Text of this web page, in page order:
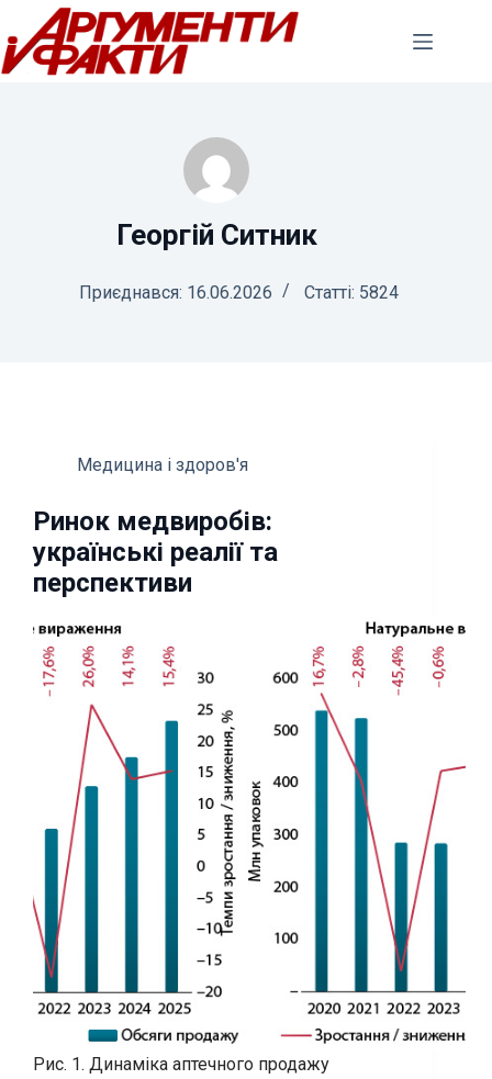
Перейти
до
вмісту
Георгій Ситник
Приєднався: 16.06.2026 Статті: 5824
Медицина і здоров'я
Ринок медвиробів:
українські реалії та
перспективи
Рис. 1. Динаміка аптечного продажу